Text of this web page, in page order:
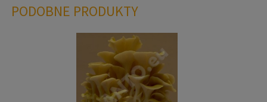
PODOBNE PRODUKTY